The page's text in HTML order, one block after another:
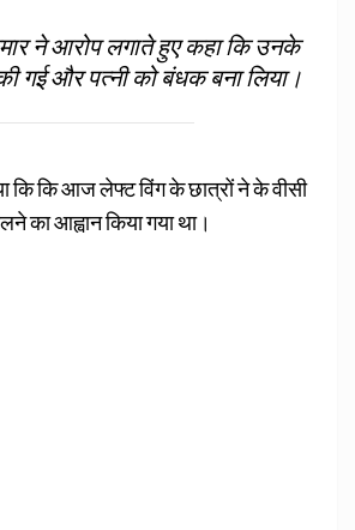
ने आरोप लगाते हुए कहा कि उनके
गई और पत्नी को बंधक बना लिया।
कि कि आज लेफ्ट विंग के छात्रों ने के वीसी
का आह्वान किया गया था।